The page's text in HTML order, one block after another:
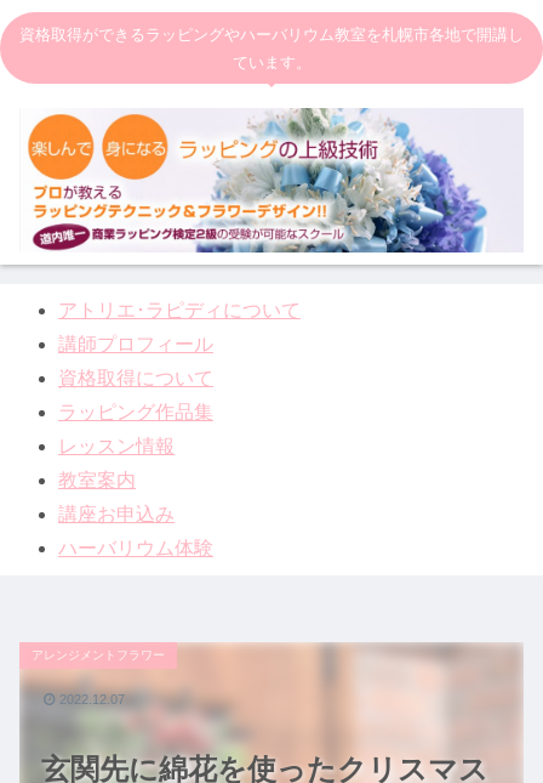
資格取得ができるラッピングやハーバリウム教室を札幌市各地で開講し
ています。
アトリエ･ラピディについて
講師プロフィール
資格取得について
ラッピング作品集
レッスン情報
教室案内
講座お申込み
ハーバリウム体験
玄関先に綿花を使ったクリスマス
アレンジメントフラワー
2022.12.07